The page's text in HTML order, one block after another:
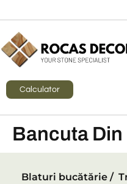
Calculator
Bancuta
Blaturi bucătărie /